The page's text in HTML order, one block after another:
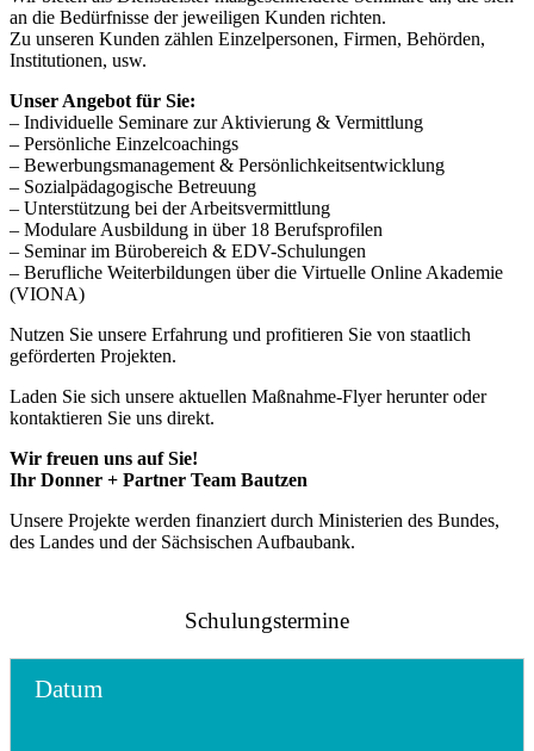
an die Bedürfnisse der jeweiligen Kunden richten.
Zu unseren Kunden zählen Einzelpersonen, Firmen, Behörden,
Institutionen, usw.
Unser Angebot für Sie:
– Individuelle Seminare zur Aktivierung & Vermittlung
– Persönliche Einzelcoachings
– Bewerbungsmanagement & Persönlichkeitsentwicklung
– Sozialpädagogische Betreuung
– Unterstützung bei der Arbeitsvermittlung
– Modulare Ausbildung in über 18 Berufsprofilen
– Seminar im Bürobereich & EDV-Schulungen
– Berufliche Weiterbildungen über die Virtuelle Online Akademie
(VIONA)
Nutzen Sie unsere Erfahrung und profitieren Sie von staatlich
geförderten Projekten.
Laden Sie sich unsere aktuellen Maßnahme-Flyer herunter oder
kontaktieren Sie uns direkt.
Wir freuen uns auf Sie!
Ihr Donner + Partner Team Bautzen
Unsere Projekte werden finanziert durch Ministerien des Bundes,
des Landes und der Sächsischen Aufbaubank.
Schulungstermine
Datum